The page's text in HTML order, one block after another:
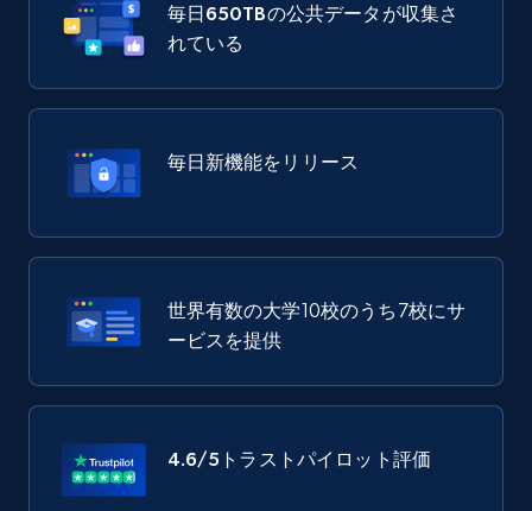
毎日650TBの公共データが収集さ
れている
毎日新機能をリリース
世界有数の大学10校のうち7校にサ
ービスを提供
4.6/5 トラストパイロット評価